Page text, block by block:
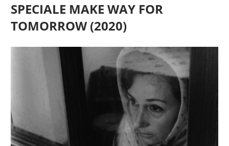
SPECIALE MAKE WAY FOR
TOMORROW (2020)